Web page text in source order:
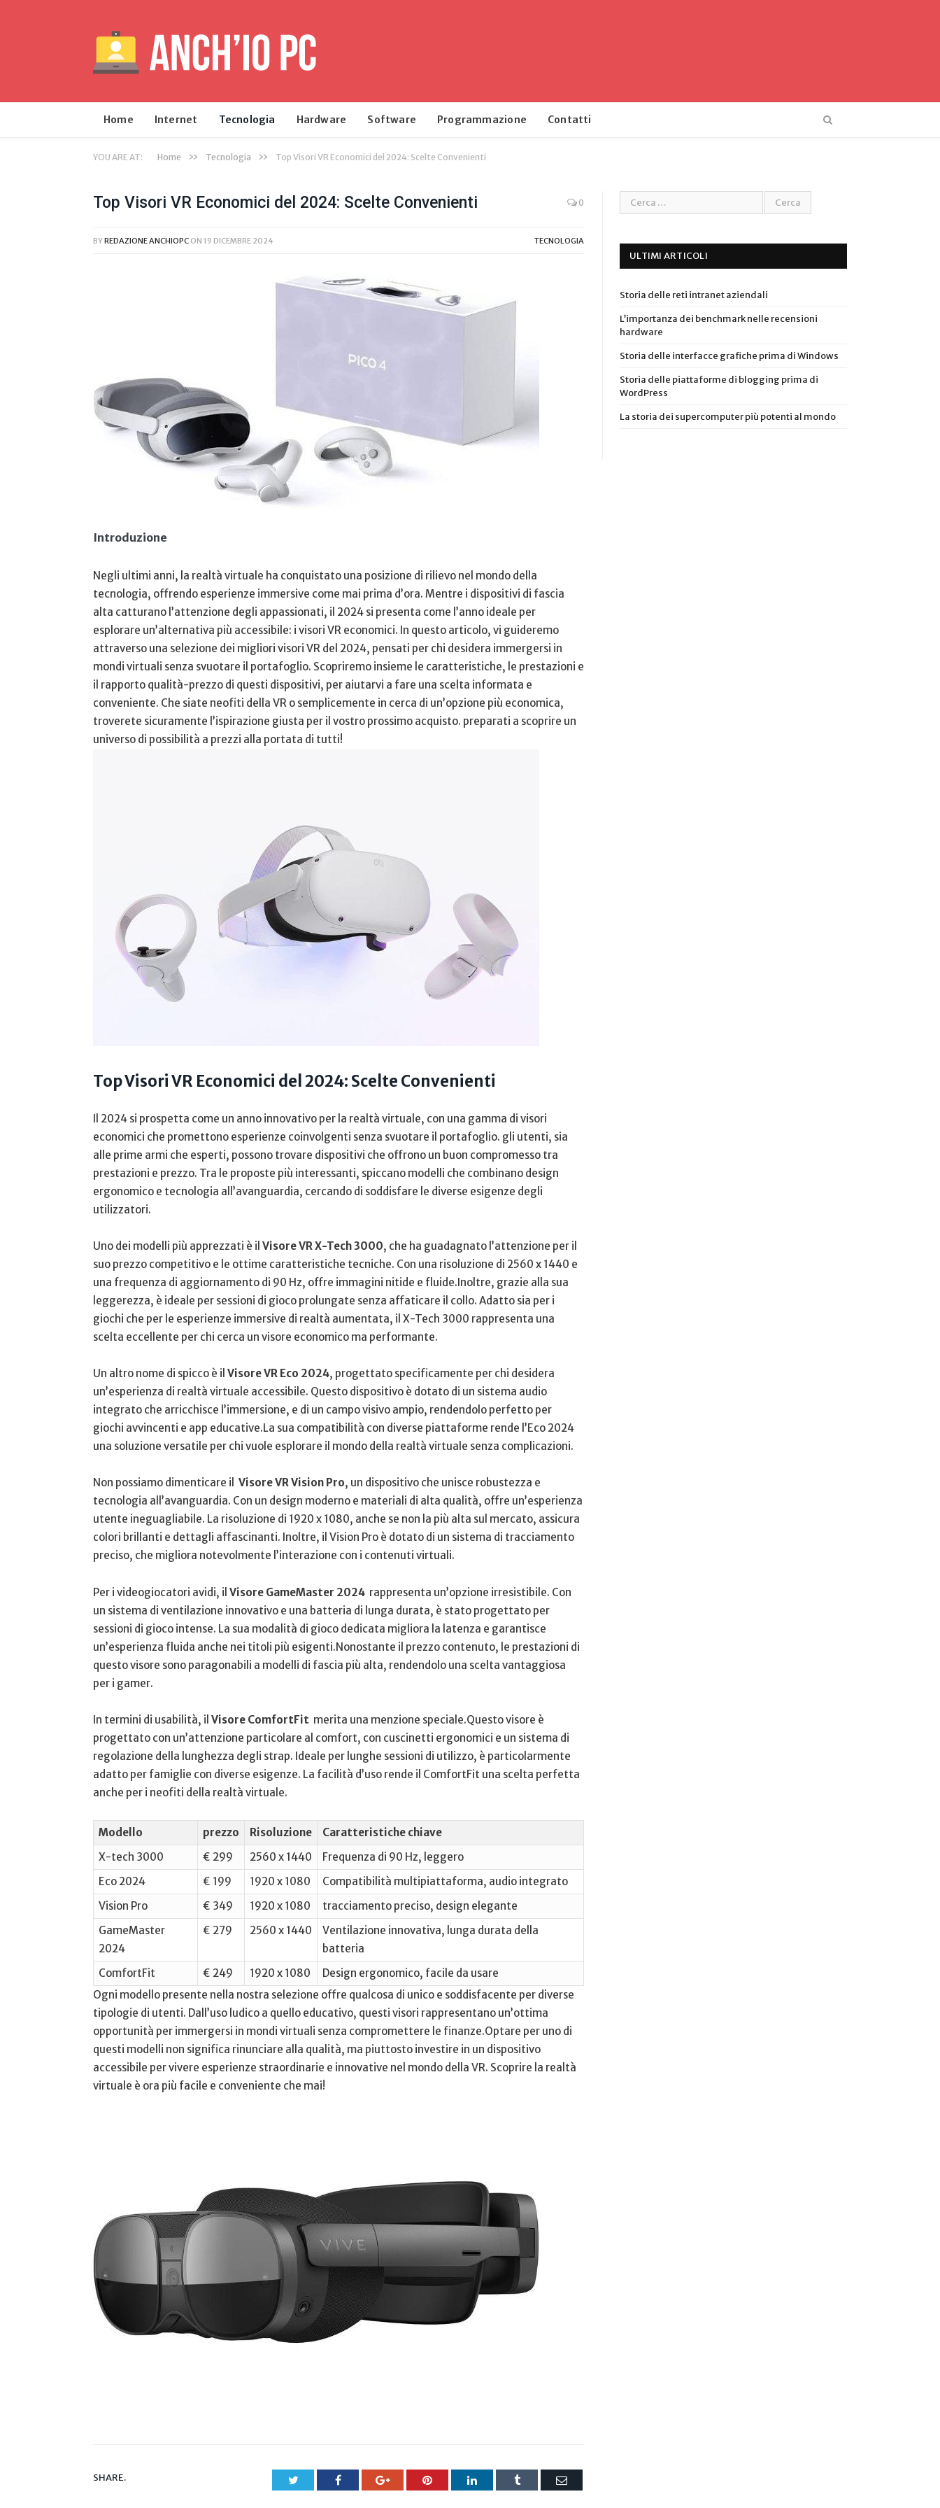
Home Internet Tecnologia Hardware Software Programmazione Contatti
YOU ARE AT: Home » Tecnologia » Top Visori VR Economici del 2024: Scelte Convenienti
Top Visori VR Economici del 2024: Scelte Convenienti 0
BYREDAZIONE ANCHIOPC ON 19 DICEMBRE 2024 TECNOLOGIA
Introduzione
Negli ultimi anni, la realtà virtuale ha conquistato una posizione di rilievo nel mondo della
tecnologia, offrendo esperienze ‍immersive come mai prima d’ora. Mentre i dispositivi di fascia
alta catturano l’attenzione degli appassionati, il 2024 si presenta⁣ come l’anno ideale per
esplorare‌ un’alternativa più accessibile: i visori VR economici. In questo​ articolo, vi guideremo⁣
attraverso ​una selezione dei​ migliori visori VR⁢ del 2024, pensati per chi desidera immergersi in
mondi virtuali senza svuotare il portafoglio. Scopriremo insieme le caratteristiche, le prestazioni e
il rapporto qualità-prezzo di questi dispositivi, ‌per aiutarvi⁢ a fare​ una ‌scelta​ informata ‌e
conveniente. Che siate neofiti della VR o semplicemente ⁤in cerca di un’opzione più economica,
troverete sicuramente l’ispirazione giusta per il vostro prossimo acquisto. preparati a‌ scoprire un
universo di possibilità a‍ prezzi ⁢alla portata di tutti!
Top Visori VR Economici del 2024: Scelte Convenienti
Il ‌2024 ‍si prospetta come un anno ​innovativo‌ per la realtà virtuale, con una gamma di visori
economici che promettono esperienze coinvolgenti senza svuotare il portafoglio.⁢ gli⁢ utenti, sia
alle prime armi che esperti, possono trovare dispositivi che‍ offrono ⁣un buon ⁢compromesso​ tra
prestazioni ⁤e⁢ prezzo. Tra ⁢le proposte più interessanti, spiccano modelli che combinano ⁢design
⁣ergonomico e tecnologia all’avanguardia, cercando ⁤di soddisfare le diverse esigenze degli
utilizzatori.
Uno dei modelli più apprezzati è il Visore⁢ VR X-Tech 3000, che ha‌ guadagnato l’attenzione per il
suo prezzo competitivo e le ottime caratteristiche tecniche. Con una risoluzione di ‍2560 ‍x 1440 e
una frequenza di aggiornamento di 90​ Hz,⁢ offre immagini nitide e fluide.Inoltre, grazie alla sua
leggerezza, è ideale ⁣per sessioni di gioco prolungate⁣ senza⁣ affaticare il collo. Adatto sia per i
giochi⁢ che per le‍ esperienze immersive di realtà aumentata, il ⁣X-Tech 3000 rappresenta una
scelta eccellente per⁤ chi cerca‍ un visore economico ma performante.
Un altro nome di spicco è il Visore VR Eco 2024, progettato specificamente per chi desidera
un’esperienza di realtà virtuale accessibile. Questo dispositivo è dotato di un sistema audio
integrato che arricchisce⁣ l’immersione, e di un campo visivo ampio, rendendolo perfetto ⁣per
giochi avvincenti e app educative.La sua ‍compatibilità​ con diverse piattaforme rende⁤ l’Eco 2024
una soluzione versatile per chi⁢ vuole esplorare⁤ il mondo della realtà virtuale senza ‍complicazioni.
Non possiamo dimenticare il ‌ Visore VR Vision Pro, un dispositivo ‌che unisce robustezza e
tecnologia all’avanguardia. ​Con un design moderno​ e materiali di alta qualità, offre⁢ un’esperienza
utente ineguagliabile. La risoluzione di 1920 x 1080, anche se non la più alta sul mercato, assicura
‍colori brillanti e dettagli affascinanti. Inoltre, il Vision Pro è dotato di un sistema di tracciamento
preciso, che migliora notevolmente ​l’interazione con i contenuti virtuali.
Per i ​videogiocatori avidi, il Visore GameMaster 2024 ‍ rappresenta un’opzione irresistibile. ‌Con
un ⁣sistema⁣ di ventilazione innovativo e una batteria di lunga durata, è stato progettato per
sessioni di gioco intense. La sua modalità di gioco dedicata migliora ⁢la latenza​ e garantisce
un’esperienza ‌fluida anche nei titoli più esigenti.Nonostante il ⁣prezzo⁤ contenuto, le prestazioni di
⁣questo visore⁢ sono paragonabili a modelli di fascia‌ più alta, rendendolo ⁢una scelta⁣ vantaggiosa
per ‌i ⁤gamer.
In termini di usabilità, il⁤ Visore‌ ComfortFit ⁣ merita una menzione speciale.Questo‍ visore è⁤
progettato con un’attenzione particolare⁢ al comfort,⁤ con cuscinetti ergonomici e un sistema di
regolazione della lunghezza degli‌ strap. Ideale per‍ lunghe sessioni di utilizzo, è particolarmente
adatto per‌ famiglie con diverse⁢ esigenze. La facilità ⁣d’uso rende il ComfortFit una scelta ‌perfetta‍
anche per i neofiti della realtà virtuale.
Modello prezzo Risoluzione
Caratteristiche ​chiave
X-tech⁢ 3000
€‌ 299 2560 x 1440
Frequenza di 90 Hz, leggero
Eco 2024
€ 199 1920 x 1080
Compatibilità multipiattaforma, audio integrato
Vision Pro
€ 349 1920 x 1080
tracciamento preciso, design elegante
GameMaster
2024
€ 279 2560⁣ x 1440
Ventilazione innovativa, lunga durata della
batteria
ComfortFit
€ 249 1920 x 1080
Design ergonomico, facile da usare
Ogni modello presente nella nostra selezione offre ‍qualcosa di unico e soddisfacente per diverse
tipologie ⁢di utenti. Dall’uso ludico a ‌quello educativo, questi visori rappresentano⁢ un’ottima
opportunità per immergersi in mondi virtuali senza compromettere le finanze.Optare per uno di
questi‍ modelli non significa rinunciare alla qualità, ma piuttosto investire in un‌ dispositivo
accessibile per vivere esperienze ‍straordinarie e innovative nel ⁣mondo della⁤ VR. Scoprire la realtà
virtuale è ora ‌più facile e​ conveniente che mai!
SHARE. Twitter Facebook Google+ Pinterest LinkedIn Tumblr Email
ULTIMI ARTICOLI
Storia delle reti intranet aziendali
L’importanza dei benchmark nelle recensioni
hardware
Storia delle interfacce grafiche prima di Windows
Storia delle piattaforme di blogging prima di
WordPress
La storia dei supercomputer più potenti al mondo